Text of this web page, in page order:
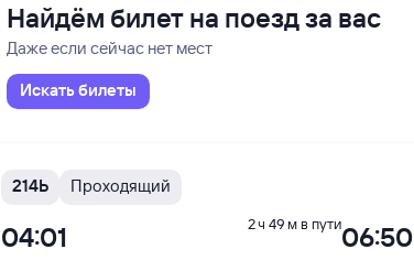
Найдём билет на поезд за вас
Даже если сейчас нет мест
Искать билеты
214Ь Проходящий
04:01 06:50
2 ч 49 м в пути